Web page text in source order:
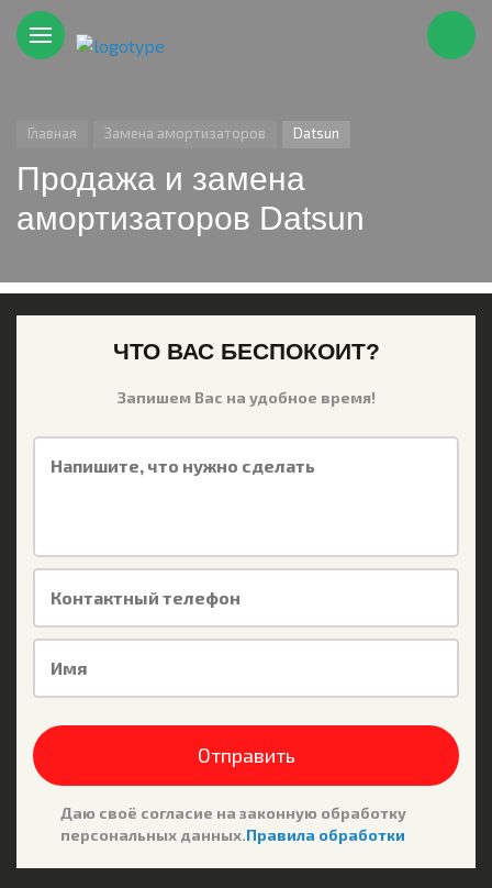
Главная Замена амортизаторов Datsun
Продажа и замена
амортизаторов Datsun
ЧТО ВАС БЕСПОКОИТ?
Запишем Вас на удобное время!
Напишите, что нужно сделать
Контактный телефон
Имя
Отправить
Даю своё согласие на законную обработку
персональных данных.Правила обработки